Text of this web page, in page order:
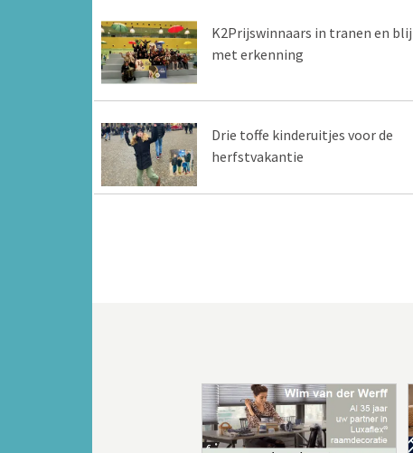
K2Prijswinnaars in tranen en blij
met erkenning
Drie toffe kinderuitjes voor de
herfstvakantie